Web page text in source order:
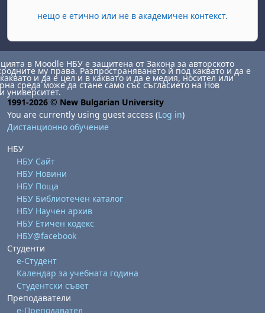
нещо е етично или не в академичен контекст.
в Moodle НБУ е защитена от Закона за авторското
му права. Разпространяването й под каквато и да е
и да е цел и в каквато и да е медия, носител или
среда може да стане само със съгласието на Нов
университет.
1991-2026 © New Bulgarian University
You are currently using guest access (Log in)
Дистанционно обучение
НБУ
НБУ Сайт
НБУ Новини
НБУ Поща
НБУ Библиотечен каталог
НБУ Научен архив
НБУ Етичен кодекс
НБУ@facebook
Студенти
е-Студент
Календар за учебната година
Студентски съвет
Преподаватели
е-Преподавател